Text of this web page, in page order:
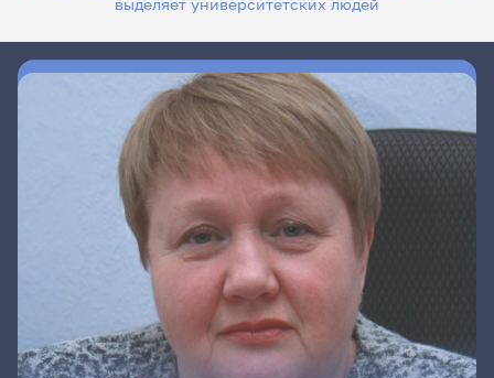
выделяет университетских людей